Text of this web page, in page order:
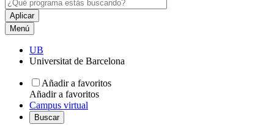
Menú
UB
Universitat de Barcelona
Añadir a favoritos
Añadir a favoritos
Campus virtual
Buscar